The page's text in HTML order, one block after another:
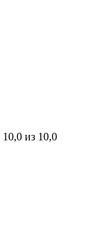
10,0 из 10,0